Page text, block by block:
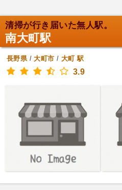
清掃が行き届いた無人駅。
南大町駅
長野県/大町市 / 大町 駅
3.9